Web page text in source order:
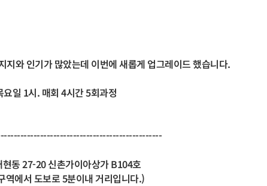
지와 인기가 많았는데 이번에 새롭게 업그레이드 했습니다.
일 1시. 매회 4시간 5회과정
동 27-20 신촌가이아상가 B104호
역에서 도보로 5분이내 거리입니다.)